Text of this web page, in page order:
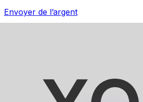
Envoyer de l’argent
et la gestion de vos devises.
programmez des alertes de taux et